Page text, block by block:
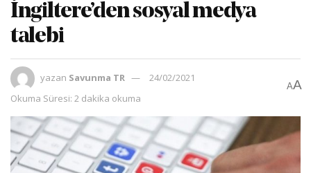
İngiltere’den sosyal medya
talebi
yazan Savunma TR
24/02/2021
Okuma Süresi: 2 dakika okuma
AA